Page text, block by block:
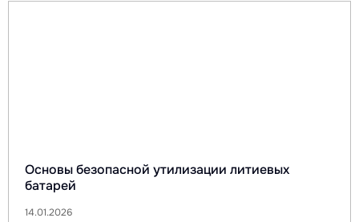
Основы безопасной утилизации литиевых
батарей
14.01.2026